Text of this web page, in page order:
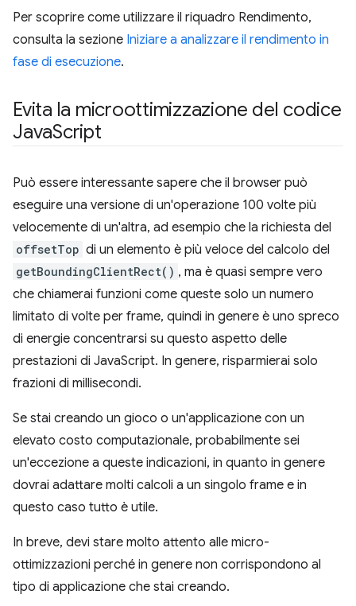
Per scoprire come utilizzare il riquadro Rendimento,
consulta la sezione Iniziare a analizzare il rendimento in
fase di esecuzione.
Evita la microottimizzazione del codice
JavaScript
Può essere interessante sapere che il browser può
eseguire una versione di un'operazione 100 volte più
velocemente di un'altra, ad esempio che la richiesta del
offsetTop di un elemento è più veloce del calcolo del
getBoundingClientRect() , ma è quasi sempre vero
che chiamerai funzioni come queste solo un numero
limitato di volte per frame, quindi in genere è uno spreco
di energie concentrarsi su questo aspetto delle
prestazioni di JavaScript. In genere, risparmierai solo
frazioni di millisecondi.
Se stai creando un gioco o un'applicazione con un
elevato costo computazionale, probabilmente sei
un'eccezione a queste indicazioni, in quanto in genere
dovrai adattare molti calcoli a un singolo frame e in
questo caso tutto è utile.
In breve, devi stare molto attento alle micro-
ottimizzazioni perché in genere non corrispondono al
tipo di applicazione che stai creando.